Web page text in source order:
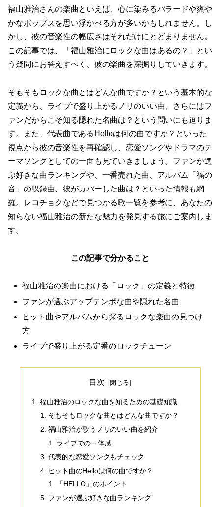
福山雅治さんの楽曲といえば、心に染みるバラードや爽や
かなポップスを思い浮かべる方が多いかもしれません。し
かし、彼の音楽性の幅広さはそれだけにとどまりません。
この記事では、「福山雅治にロックな曲はあるの？」とい
う疑問にお答えすべく、彼の楽曲を深掘りしていきます。
そもそもロックな曲とはどんな曲ですか？という基本的な
定義から、ライブで盛り上がるノリのいい曲、さらにはフ
ァンだからこそ知る隠れた名曲は？という問いにも迫りま
す。また、代表曲であるHelloは何の曲ですか？といった
視点から彼の音楽性を再確認し、恋愛ソングやドラマのテ
ーマソングとしての一面も見ていきましょう。ファンが選
ぶ好きな曲ランキングや、一番売れた曲、アルバム「福の
音」の収録曲、彼がカバーした曲は？といった情報も網
羅。レコチョクなどで見つかる歌一覧を参考に、あなたの
知らない福山雅治の新たな魅力を発見する旅にご案内しま
す。
この記事で分かること
福山雅治の楽曲における「ロック」の定義と特徴
ファンが選ぶアップテンポな曲や隠れた名曲
ヒット曲やアルバムから探るロックな楽曲の見つけ
方
ライブで盛り上がる定番のロックチューン
目次
福山雅治のロックな曲を知るための基礎知識
そもそもロックな曲とはどんな曲ですか？
福山雅治が歌うノリのいい曲を紹介
ライブでの一体感
代表的な恋愛ソングもチェック
ヒット曲のHelloは何の曲ですか？
「HELLO」のポイント
ファンが選ぶ好きな曲ランキング